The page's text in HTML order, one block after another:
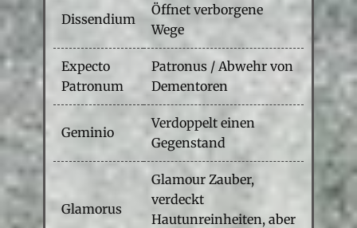
Dissendium
Öffnet verborgene
Wege
Expecto
Patronum
Patronus / Abwehr von
Dementoren
Geminio
Verdoppelt einen
Gegenstand
Glamorus
Glamour Zauber,
verdeckt
Hautunreinheiten, aber